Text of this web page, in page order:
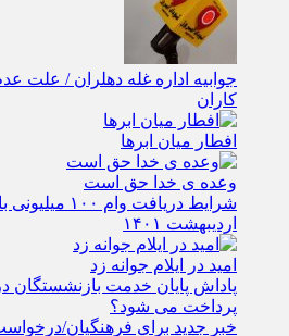
جوابیه اداره غله دهلران / علت
کاران
افطار میان ابرها
وعده ی خدا حق است
اردیبهشت ۱۴۰۱
امید در ایلام جوانه زد
پرداخت می شود؟